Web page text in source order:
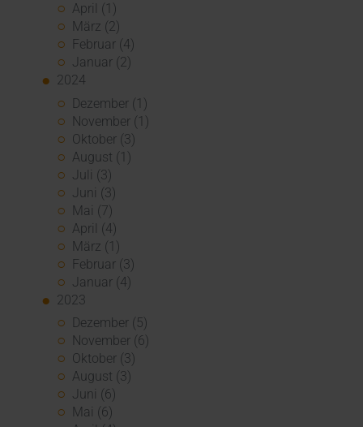
April (1)
März (2)
Februar (4)
Januar (2)
2024
Dezember (1)
November (1)
Oktober (3)
August (1)
Juli (3)
Juni (3)
Mai (7)
April (4)
März (1)
Februar (3)
Januar (4)
2023
Dezember (5)
November (6)
Oktober (3)
August (3)
Juni (6)
Mai (6)